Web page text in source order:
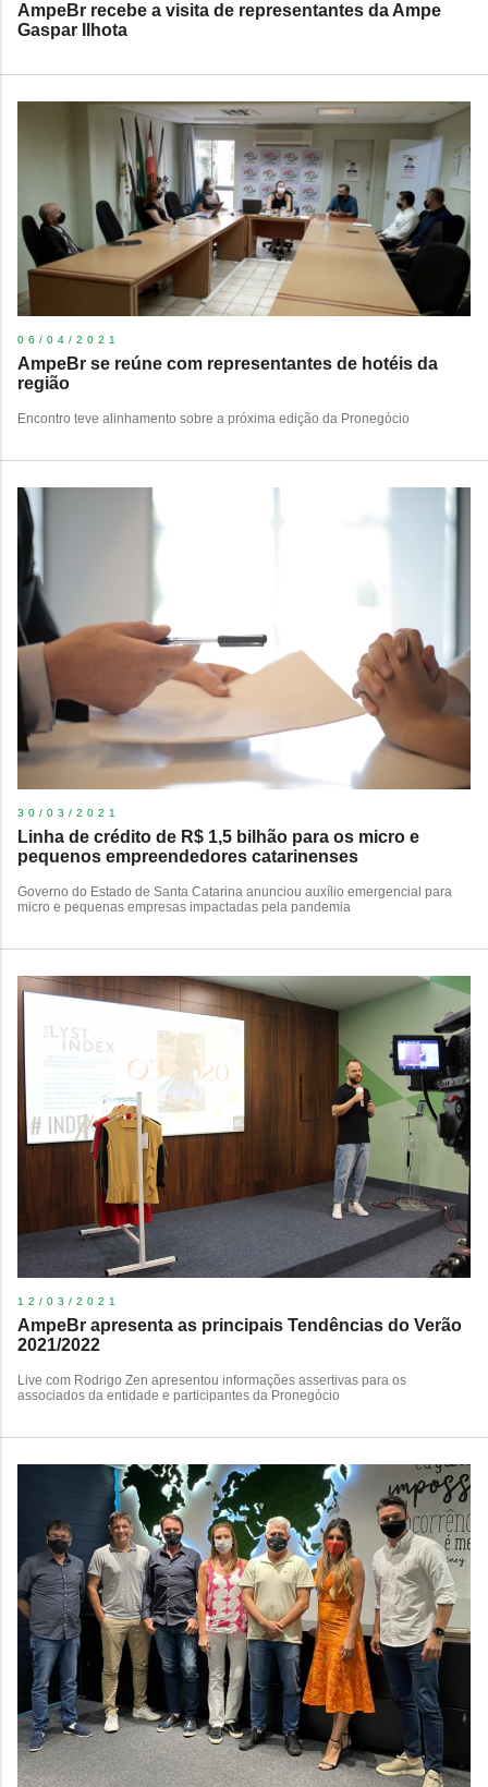
AmpeBr recebe a visita de representantes da Ampe
Gaspar Ilhota
06/04/2021
AmpeBr se reúne com representantes de hotéis da
região
Encontro teve alinhamento sobre a próxima edição da Pronegócio
30/03/2021
Linha de crédito de R$ 1,5 bilhão para os micro e
pequenos empreendedores catarinenses
Governo do Estado de Santa Catarina anunciou auxílio emergencial para
micro e pequenas empresas impactadas pela pandemia
12/03/2021
AmpeBr apresenta as principais Tendências do Verão
2021/2022
Live com Rodrigo Zen apresentou informações assertivas para os
associados da entidade e participantes da Pronegócio